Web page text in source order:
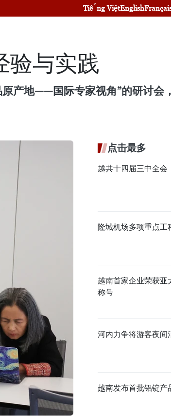
Tiếng ViệtEnglish
验与实践
产地——国际专家视角”的研讨会
点击最多
越共十四届三中全会
隆城机场多项重点工
越南首家企业荣获亚
称号
河内力争将游客夜间
越南发布首批铝锭产